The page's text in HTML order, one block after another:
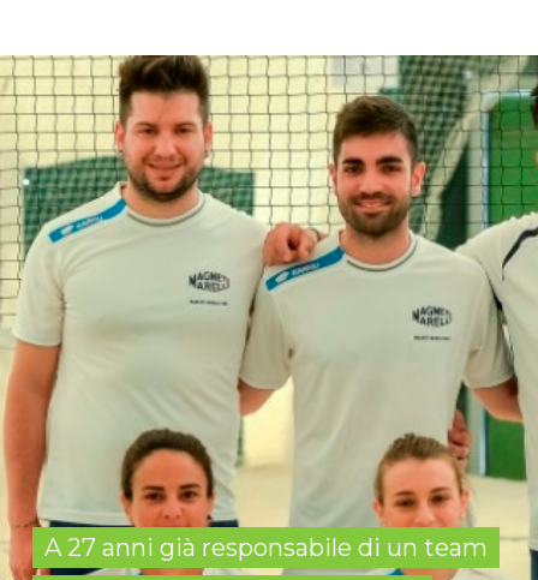
A 27 anni già responsabile di un team